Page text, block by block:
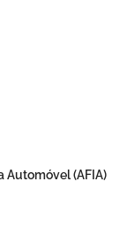
Automóvel (AFIA)